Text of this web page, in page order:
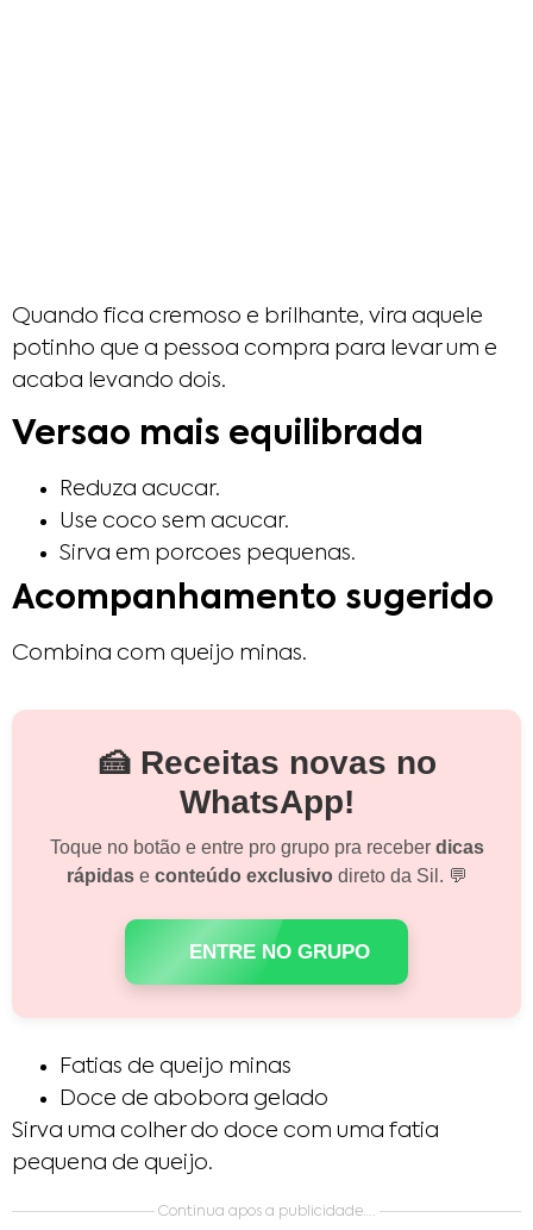
Quando fica cremoso e brilhante, vira aquele
potinho que a pessoa compra para levar um e
acaba levando dois.
Versao mais equilibrada
Reduza acucar.
Use coco sem acucar.
Sirva em porcoes pequenas.
Acompanhamento sugerido
Combina com queijo minas.
🍰 Receitas novas no
WhatsApp!
Toque no botão e entre pro grupo pra receber dicas
rápidase conteúdo exclusivodireto da Sil. 💬
ENTRE NO GRUPO
Fatias de queijo minas
Doce de abobora gelado
Sirva uma colher do doce com uma fatia
pequena de queijo.
Continua apos a publicidade….